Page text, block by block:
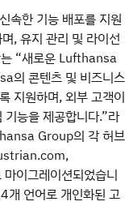
속한 기능 배포를 지원
, 유지 관리 및 라이선
“새로운 Lufthansa
의 콘텐츠 및 비즈니스
지원하며, 외부 고객이
능을 제공합니다.”라
Group의 각 허브
이그레이션되었습니
언어로 개인화된 고